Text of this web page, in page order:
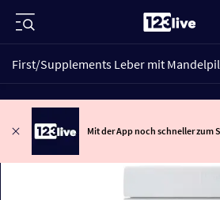
First/Supplements Leber mit
Mit der App noch schneller zum